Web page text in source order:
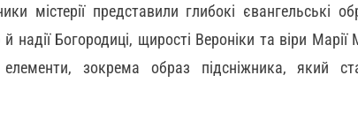
містерії представили глибокі євангельські
надії Богородиці, щирості Вероніки та віри Марії
зокрема образ підсніжника, який